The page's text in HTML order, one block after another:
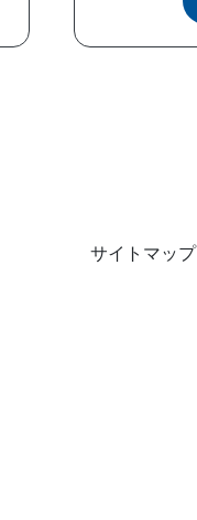
サイトマップ